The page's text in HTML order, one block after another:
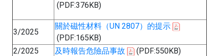
(PDF:376KB)
3/2025
關於磁性材料（UN 2807）的提示
(PDF:165KB)
2/2025
及時報告危險品事故
(PDF:550KB)